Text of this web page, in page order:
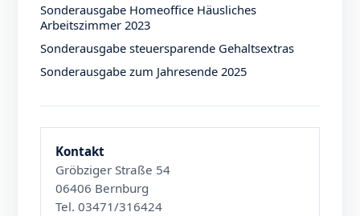
Sonderausgabe Homeoffice Häusliches
Arbeitszimmer 2023
Sonderausgabe steuersparende Gehaltsextras
Sonderausgabe zum Jahresende 2025
Kontakt
Gröbziger Straße 54
06406 Bernburg
Tel. 03471/316424